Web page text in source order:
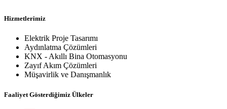
Hizmetlerimiz
Elektrik Proje Tasarımı
Aydınlatma Çözümleri
KNX - Akıllı Bina Otomasyonu
Zayıf Akım Çözümleri
Müşavirlik ve Danışmanlık
Faaliyet Gösterdiğimiz Ülkeler